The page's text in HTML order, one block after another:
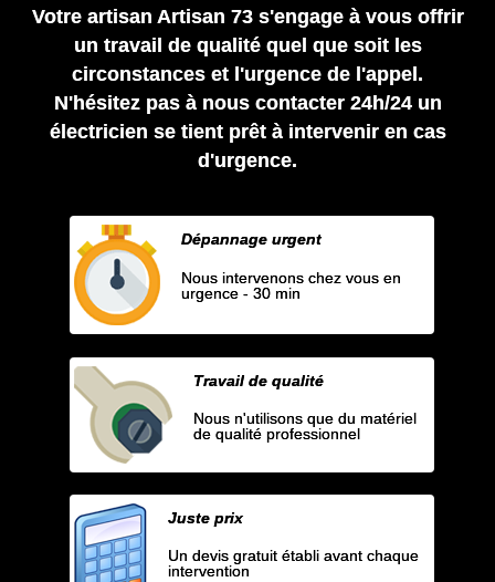
Votre artisan Artisan 73 s'engage à vous offrir
un travail de qualité quel que soit les
circonstances et l'urgence de l'appel.
N'hésitez pas à nous contacter 24h/24 un
électricien se tient prêt à intervenir en cas
d'urgence.
Dépannage urgent
Nous intervenons chez vous en
urgence - 30 min
Travail de qualité
Nous n'utilisons que du matériel
de qualité professionnel
Juste prix
Un devis gratuit établi avant chaque
intervention